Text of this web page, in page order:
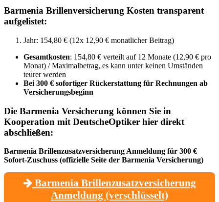
Barmenia Brillenversicherung Kosten transparent
aufgelistet:
Jahr: 154,80 € (12x 12,90 € monatlicher Beitrag)
Gesamtkosten: 154,80 € verteilt auf 12 Monate (12,90 € pro
Monat) / Maximalbetrag, es kann unter keinen Umständen
teurer werden
Bei 300 € sofortiger Rückerstattung für Rechnungen ab
Versicherungsbeginn
Die Barmenia Versicherung können Sie in
Kooperation mit DeutscheOptiker hier direkt
abschließen:
Barmenia Brillenzusatzversicherung Anmeldung für 300 €
Sofort-Zuschuss (offizielle Seite der Barmenia Versicherung)
Barmenia Brillenzusatzversicherung
Anmeldung (verschlüsselt)